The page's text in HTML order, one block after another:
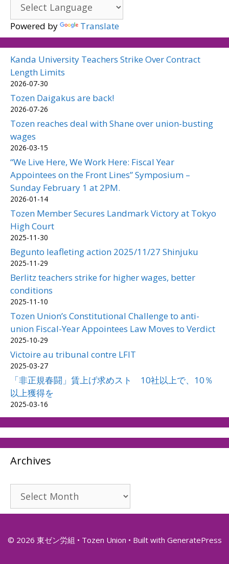
Powered by Translate
Kanda University Teachers Strike Over Contract
Length Limits
2026-07-30
Tozen Daigakus are back!
2026-07-26
Tozen reaches deal with Shane over union-busting
wages
2026-03-15
“We Live Here, We Work Here: Fiscal Year
Appointees on the Front Lines” Symposium –
Sunday February 1 at 2PM.
2026-01-14
Tozen Member Secures Landmark Victory at Tokyo
High Court
2025-11-30
Begunto leafleting action 2025/11/27 Shinjuku
2025-11-29
Berlitz teachers strike for higher wages, better
conditions
2025-11-10
Tozen Union’s Constitutional Challenge to anti-
union Fiscal-Year Appointees Law Moves to Verdict
2025-10-29
Victoire au tribunal contre LFIT
2025-03-27
「非正規春闘」賃上げ求めスト 10社以上で、10％
以上獲得を
2025-03-16
Archives
Archives
© 2026 東ゼン労組 • Tozen Union • Built with GeneratePress